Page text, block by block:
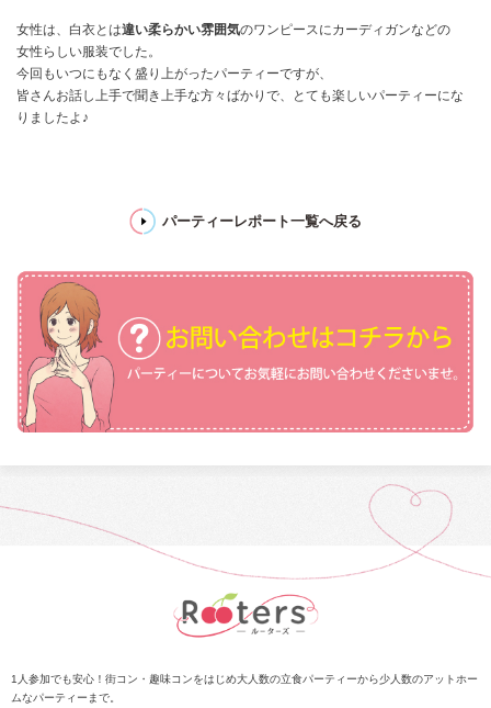
女性は、白衣とは違い柔らかい雰囲気のワンピースにカーディガンなどの
女性らしい服装でした。
今回もいつにもなく盛り上がったパーティーですが、
皆さんお話し上手で聞き上手な方々ばかりで、とても楽しいパーティーにな
りましたよ♪
パーティーレポート一覧へ戻る
1人参加でも安心！街コン・趣味コンをはじめ大人数の立食パーティーから少人数のアットホー
ムなパーティーまで。